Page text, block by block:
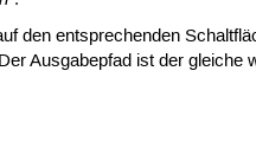
den entsprechenden
Ausgabepfad ist der